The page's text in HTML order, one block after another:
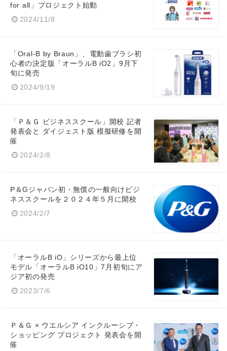
for all」プロジェクト始動
2024/11/8
「Oral-B by Braun」、電動歯ブラシ初
心者の決定版「オーラルB iO2」9月下
旬に発売
2024/9/19
「Ｐ＆Ｇ ビジネススクール」開校 記者
発表会と ダイジェスト版 模擬研修を開
催
2024/2/8
P＆Gジャパン初・無償の一般向けビジ
ネススクールを２０２４年５月に開校
2024/2/7
「オーラルB iO」シリーズから最上位
モデル「オーラルB iO10」7月初旬にア
ジア初の発売
2023/7/6
Ｐ＆Ｇ × ウエルシア インクルーシブ・
ショッピング プロジェクト 発表会を開
催